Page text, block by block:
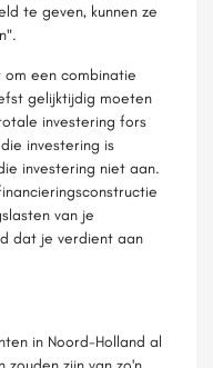
te geven, kunnen ze
een combinatie
gelijktijdig moeten
investering fors
investering is
investering niet aan.
van je
dat je verdient aan
in Noord-Holland al